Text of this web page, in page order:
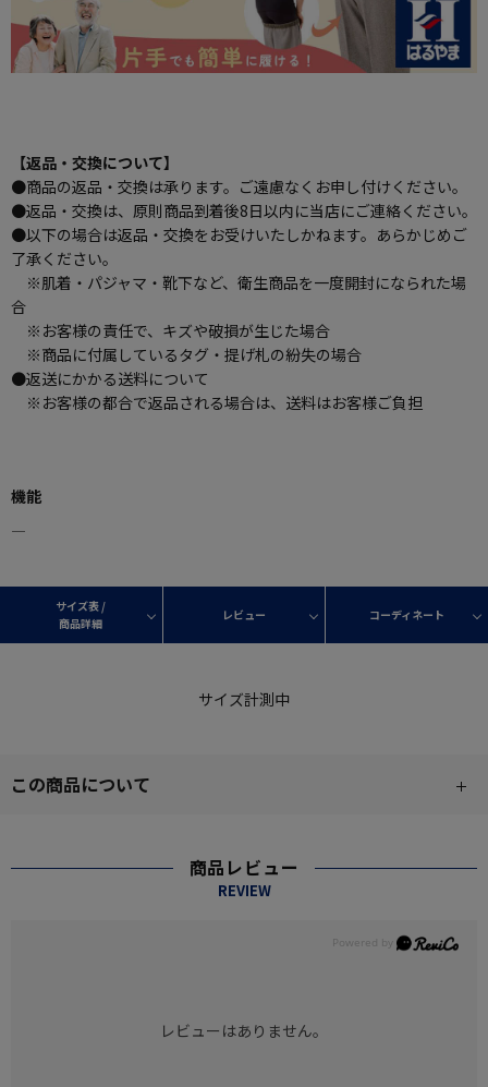
【返品・交換について】
●商品の返品・交換は承ります。ご遠慮なくお申し付けください。
●返品・交換は、原則商品到着後8日以内に当店にご連絡ください。
●以下の場合は返品・交換をお受けいたしかねます。あらかじめご
了承ください。
※肌着・パジャマ・靴下など、衛生商品を一度開封になられた場
合
※お客様の責任で、キズや破損が生じた場合
※商品に付属しているタグ・提げ札の紛失の場合
●返送にかかる送料について
※お客様の都合で返品される場合は、送料はお客様ご負担
機能
―
サイズ表 /
商品詳細
レビュー コーディネート
サイズ計測中
この商品について
商品レビュー
REVIEW
レビューはありません。